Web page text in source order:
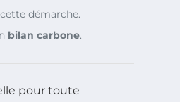
démarche.
bilan carbone.
pour toute